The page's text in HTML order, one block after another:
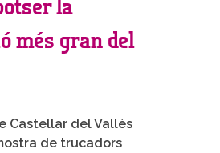
la
més gran del
Castellar del Vallès
de trucadors